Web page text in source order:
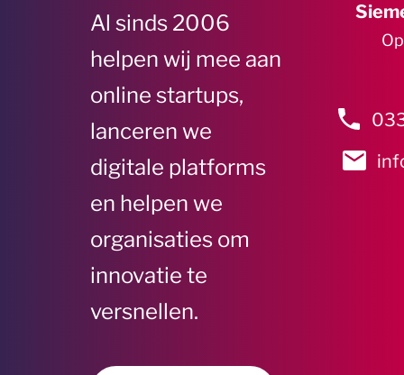
Al sinds 2006
helpen wij mee aan
online startups,
lanceren we
digitale platforms
en helpen we
organisaties om
innovatie te
versnellen.